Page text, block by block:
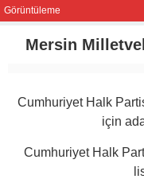
Görüntüleme
Mersin
Cumhuriyet Halk
için
Cumhuriyet Halk